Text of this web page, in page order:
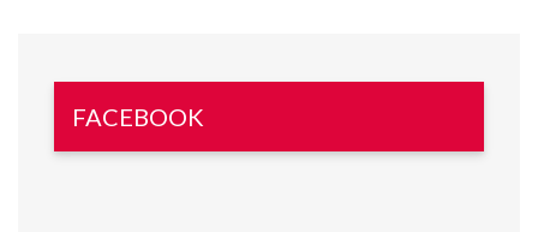
FACEBOOK